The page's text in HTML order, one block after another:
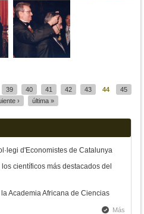
39 40 41 42 43 44
45
› última »
d'Economistes de Catalunya
científicos más destacados del
Academia Africana de Ciencias
Más